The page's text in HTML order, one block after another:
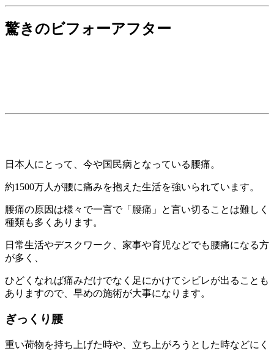
驚きのビフォーアフター
日本人にとって、今や国民病となっている腰痛。
約1500万人が腰に痛みを抱えた生活を強いられています。
腰痛の原因は様々で一言で「腰痛」と言い切ることは難しく
種類も多くあります。
日常生活やデスクワーク、家事や育児などでも腰痛になる方
が多く、
ひどくなれば痛みだけでなく足にかけてシビレが出ることも
ありますので、早めの施術が大事になります。
ぎっくり腰
重い荷物を持ち上げた時や、立ち上がろうとした時などにく